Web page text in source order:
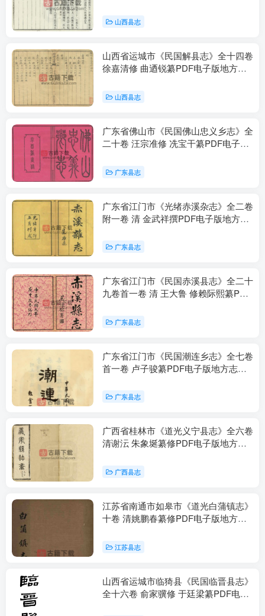
山西县志
山西省运城市《民国解县志》全十四卷
徐嘉清修 曲迺锐纂PDF电子版地方志
山西县志
广东省佛山市《民国佛山忠义乡志》全
二十卷 汪宗准修 冼宝干纂PDF电子版
广东县志
广东省江门市《光绪赤溪杂志》全二卷
附一卷 清 金武祥撰PDF电子版地方志
广东县志
广东省江门市《民国赤溪县志》全二十
九卷首一卷 清 王大鲁 修赖际熙纂PDF
广东县志
广东省江门市《民国潮连乡志》全七卷
首一卷 卢子骏纂PDF电子版地方志下
广东县志
广西省桂林市《道光义宁县志》全六卷
清谢沄 朱象埏纂修PDF电子版地方志
广西县志
江苏省南通市如皋市《道光白蒲镇志》
十卷 清姚鹏春纂修PDF电子版地方志
江苏县志
山西省运城市临猗县《民国临晋县志》
全十六卷 俞家骥修 于廷梁纂PDF电子